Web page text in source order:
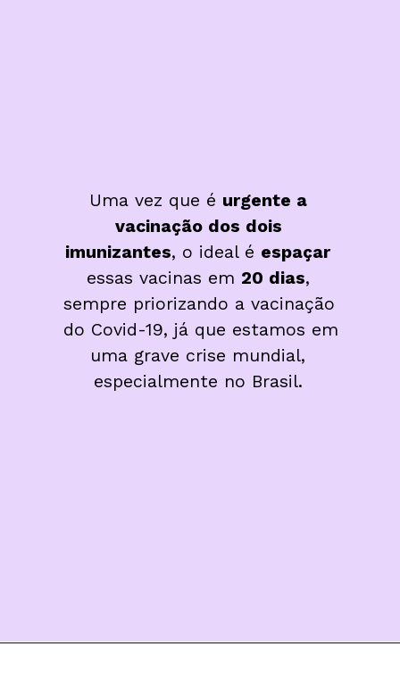
Uma vez que é urgente a
vacinação dos dois
imunizantes, o ideal é espaçar
essas vacinas em 20 dias,
sempre priorizando a vacinação
do Covid-19, já que estamos em
uma grave crise mundial,
especialmente no Brasil.